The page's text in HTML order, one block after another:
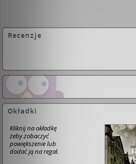
Recenzje
Okładki
Kliknij na okładkę
żeby zobaczyć
powiększenie lub
dodać ją na regał.